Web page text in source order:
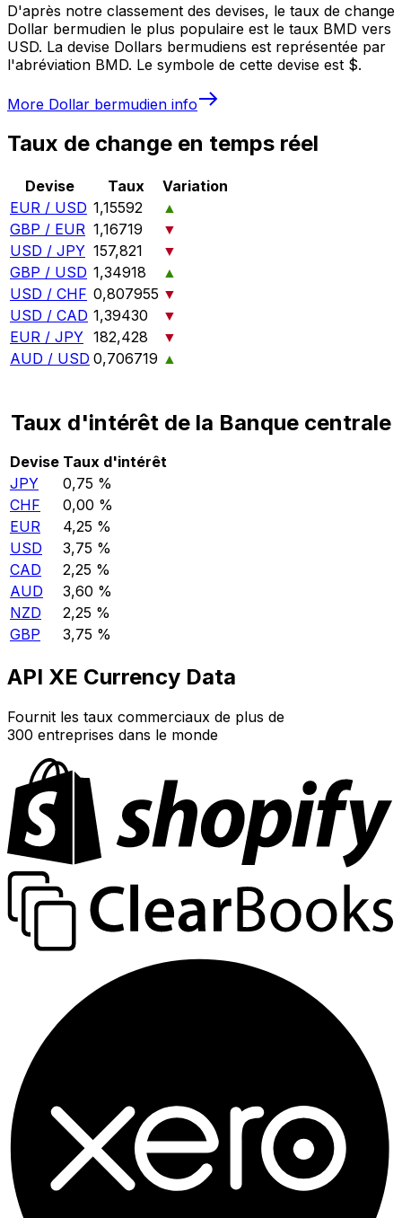
D'après notre classement des devises, le taux de change
Dollar bermudien le plus populaire est le taux BMD vers
USD. La devise Dollars bermudiens est représentée par
l'abréviation BMD. Le symbole de cette devise est $.
More Dollar bermudien info
Taux de change en temps réel
Devise Taux
Variation
EUR / USD 1,15592
▲
GBP / EUR 1,16719
▼
USD / JPY 157,821
▼
GBP / USD 1,34918
▲
USD / CHF 0,807955 ▼
USD / CAD 1,39430
▼
EUR / JPY 182,428
▼
AUD / USD 0,706719 ▲
Taux d'intérêt de la Banque centrale
Devise Taux d'intérêt
JPY
0,75 %
CHF
0,00 %
EUR
4,25 %
USD
3,75 %
CAD
2,25 %
AUD
3,60 %
NZD
2,25 %
GBP
3,75 %
API XE Currency Data
Fournit les taux commerciaux de plus de
300 entreprises dans le monde